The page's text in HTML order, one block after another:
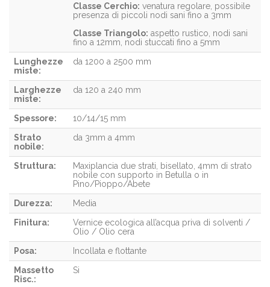
Classe Cerchio: venatura regolare, possibile
presenza di piccoli nodi sani fino a 3mm
Classe Triangolo: aspetto rustico, nodi sani
fino a 12mm, nodi stuccati fino a 5mm
Lunghezze
miste:
da 1200 a 2500 mm
Larghezze
miste:
da 120 a 240 mm
Spessore:
10/14/15 mm
Strato
nobile:
da 3mm a 4mm
Struttura:
Maxiplancia due strati, bisellato, 4mm di strato
nobile con supporto in Betulla o in
Pino/Pioppo/Abete
Durezza:
Media
Finitura:
Vernice ecologica all’acqua priva di solventi /
Olio / Olio cera
Posa:
Incollata e flottante
Massetto
Risc.:
Si